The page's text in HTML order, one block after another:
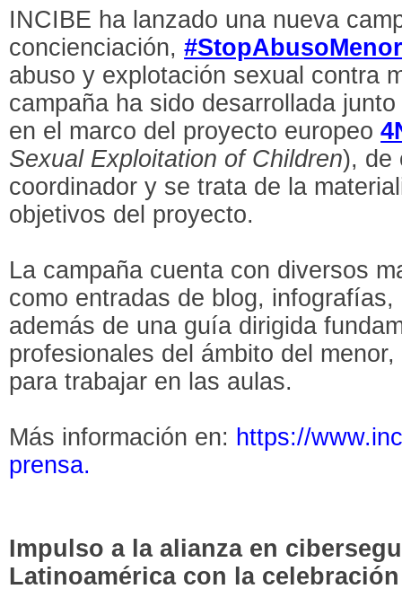
INCIBE ha lanzado una nueva
concienciación,
abuso y explotación sexual contra
campaña ha sido desarrollada
en el marco del proyecto europeo
Sexual Exploitation of Children), de
coordinador y se trata de la
objetivos del proyecto.
La campaña cuenta con diversos
como entradas de blog,
además de una guía dirigida
profesionales del ámbito del
para trabajar en las aulas.
Más información en: https://
prensa.
Impulso a la alianza en
Latinoamérica con la